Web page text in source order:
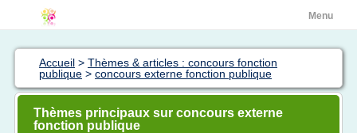
Menu
Accueil > Thèmes & articles : concours fonction
publique > concours externe fonction publique
Thèmes principaux sur concours externe
fonction publique